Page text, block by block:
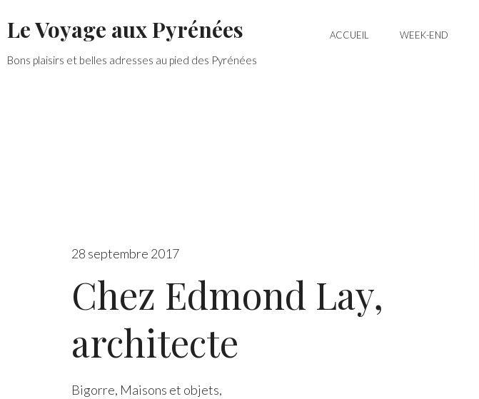
to
content
ACCUEIL WEEK-END
Le Voyage aux Pyrénées
Bons plaisirs et belles adresses au pied des Pyrénées
28 septembre 2017
Chez Edmond Lay,
architecte
Bigorre, Maisons et objets,